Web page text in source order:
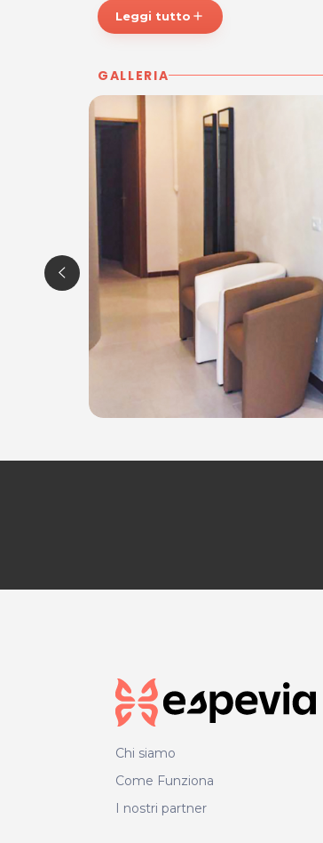
ELISIR ESTETICA
Via Enrico Fermi, 12
Tel. 3401884588
P.IVA 02767950302
Per ulteriori informazioni
Leggi tutto add
GALLERIA
Chi siamo
Come Funziona
I nostri partner